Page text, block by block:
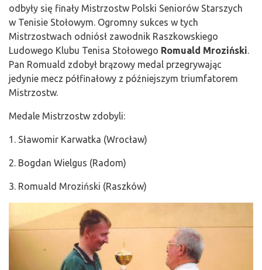
odbyły się finały Mistrzostw Polski Seniorów Starszych
w Tenisie Stołowym. Ogromny sukces w tych
Mistrzostwach odniósł zawodnik Raszkowskiego
Ludowego Klubu Tenisa Stołowego Romuald Mroziński.
Pan Romuald zdobył brązowy medal przegrywając
jedynie mecz półfinałowy z późniejszym triumfatorem
Mistrzostw.
Medale Mistrzostw zdobyli:
1. Sławomir Karwatka (Wrocław)
2. Bogdan Wielgus (Radom)
3. Romuald Mroziński (Raszków)